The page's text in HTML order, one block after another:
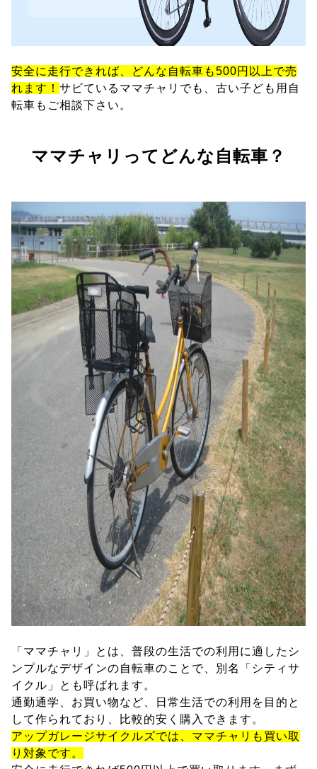
安全に走行できれば、どんな自転車も500円以上で売
れます！ サビているママチャリでも、古い子ども用自
転車もご相談下さい。
ママチャリってどんな自転車？
「ママチャリ」とは、普段の生活での利用に適したシ
ンプルなデザインの自転車のことで、別名「シティサ
イクル」とも呼ばれます。
通勤通学、お買い物など、日常生活での利用を目的と
して作られており、比較的安く購入できます。
アップガレージサイクルズでは、ママチャリも買い取
り対象です。